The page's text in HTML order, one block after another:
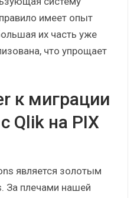
и визуализации
новой платформы,
сформированы, а
систему
имеет опыт
их часть уже
что упрощает
к миграции